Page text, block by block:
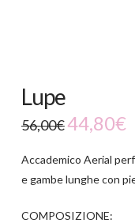
Lupe
56,00€44,80€
Accademico Aerial
e gambe lunghe con
COMPOSIZIONE: